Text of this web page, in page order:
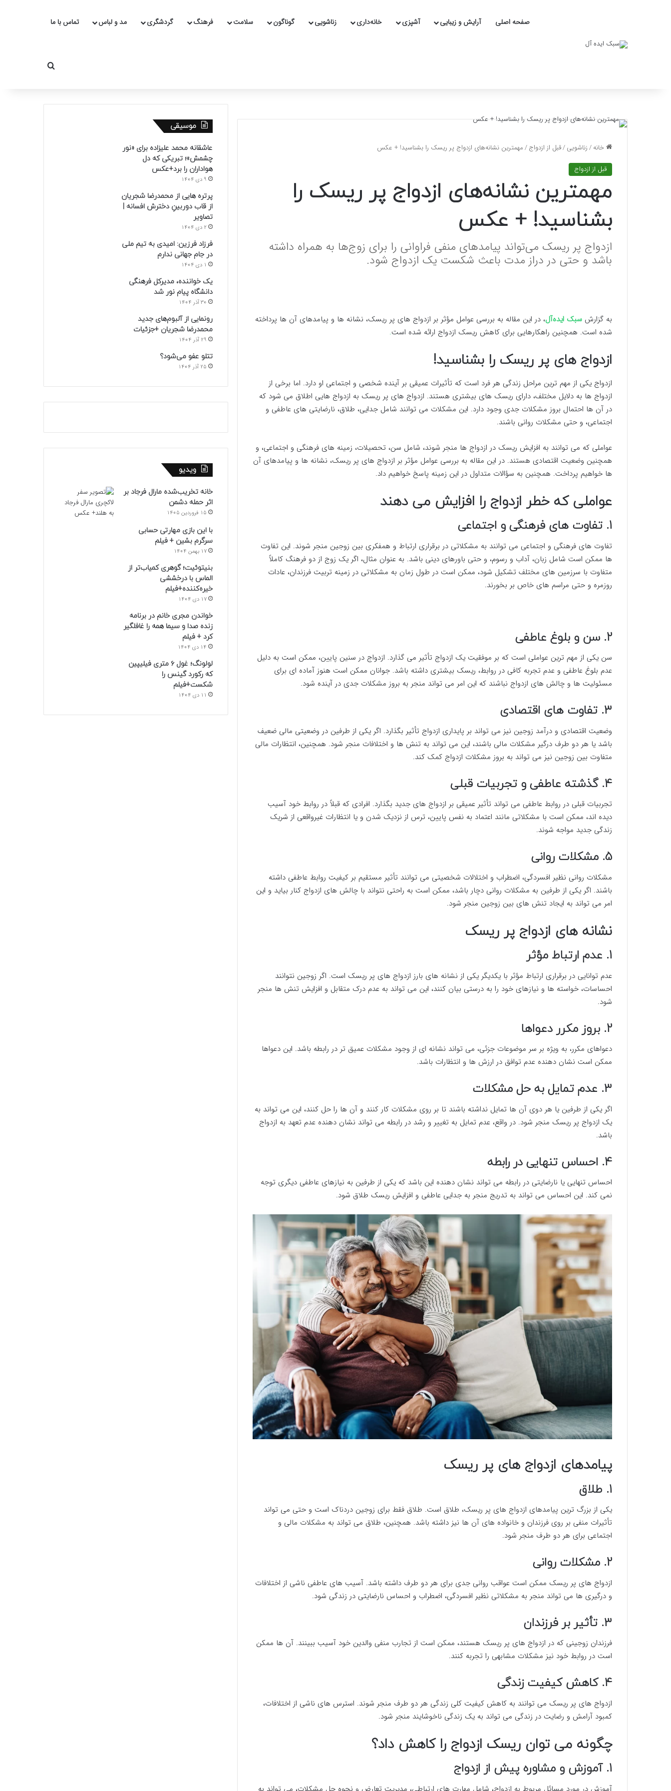
صفحه اصلی آرایش و زیبایی آشپزی خانه‌داری زناشویی گوناگون سلامت فرهنگ گردشگری مد و لباس تماس با ما
جستجو برای
خانه/زناشویی/قبل از ازدواج/مهمترین نشانه‌های ازدواج پر ریسک را بشناسید! + عکس
قبل از ازدواج
مهمترین نشانه‌های ازدواج پر ریسک را
بشناسید! + عکس
ازدواج پر ریسک می‌تواند پیامد‌های منفی فراوانی را برای زوج‌ها به همراه داشته
باشد و حتی در دراز مدت باعث شکست یک ازدواج شود.
به گزارش سبک ایده‌آل، در این مقاله به بررسی عوامل مؤثر بر ازدواج های پر ریسک، نشانه ها و پیامدهای آن ها پرداخته
شده است. همچنین راهکارهایی برای کاهش ریسک ازدواج ارائه شده است.
ازدواج های پر ریسک را بشناسید!
ازدواج یکی از مهم ترین مراحل زندگی هر فرد است که تأثیرات عمیقی بر آینده شخصی و اجتماعی او دارد. اما برخی از
ازدواج ها به دلایل مختلف، دارای ریسک های بیشتری هستند. ازدواج های پر ریسک به ازدواج هایی اطلاق می شود که
در آن ها احتمال بروز مشکلات جدی وجود دارد. این مشکلات می توانند شامل جدایی، طلاق، نارضایتی های عاطفی و
اجتماعی، و حتی مشکلات روانی باشند.
عواملی که می توانند به افزایش ریسک در ازدواج ها منجر شوند، شامل سن، تحصیلات، زمینه های فرهنگی و اجتماعی، و
همچنین وضعیت اقتصادی هستند. در این مقاله به بررسی عوامل مؤثر بر ازدواج های پر ریسک، نشانه ها و پیامدهای آن
ها خواهیم پرداخت. همچنین به سؤالات متداول در این زمینه پاسخ خواهیم داد.
عواملی که خطر ازدواج را افزایش می دهند
1. تفاوت های فرهنگی و اجتماعی
تفاوت های فرهنگی و اجتماعی می توانند به مشکلاتی در برقراری ارتباط و همفکری بین زوجین منجر شوند. این تفاوت
ها ممکن است شامل زبان، آداب و رسوم، و حتی باورهای دینی باشد. به عنوان مثال، اگر یک زوج از دو فرهنگ کاملاً
متفاوت با سرزمین های مختلف تشکیل شود، ممکن است در طول زمان به مشکلاتی در زمینه تربیت فرزندان، عادات
روزمره و حتی مراسم های خاص بر بخورند.
2. سن و بلوغ عاطفی
سن یکی از مهم ترین عواملی است که بر موفقیت یک ازدواج تأثیر می گذارد. ازدواج در سنین پایین، ممکن است به دلیل
عدم بلوغ عاطفی و عدم تجربه کافی در روابط، ریسک بیشتری داشته باشد. جوانان ممکن است هنوز آماده ای برای
مسئولیت ها و چالش های ازدواج نباشند که این امر می تواند منجر به بروز مشکلات جدی در آینده شود.
3. تفاوت های اقتصادی
وضعیت اقتصادی و درآمد زوجین نیز می تواند بر پایداری ازدواج تأثیر بگذارد. اگر یکی از طرفین در وضعیتی مالی ضعیف
باشد یا هر دو طرف درگیر مشکلات مالی باشند، این می تواند به تنش ها و اختلافات منجر شود. همچنین، انتظارات مالی
متفاوت بین زوجین نیز می تواند به بروز مشکلات ازدواج کمک کند.
4. گذشته عاطفی و تجربیات قبلی
تجربیات قبلی در روابط عاطفی می تواند تأثیر عمیقی بر ازدواج های جدید بگذارد. افرادی که قبلاً در روابط خود آسیب
دیده اند، ممکن است با مشکلاتی مانند اعتماد به نفس پایین، ترس از نزدیک شدن و یا انتظارات غیرواقعی از شریک
زندگی جدید مواجه شوند.
5. مشکلات روانی
مشکلات روانی نظیر افسردگی، اضطراب و اختلالات شخصیتی می توانند تأثیر مستقیم بر کیفیت روابط عاطفی داشته
باشند. اگر یکی از طرفین به مشکلات روانی دچار باشد، ممکن است به راحتی نتواند با چالش های ازدواج کنار بیاید و این
امر می تواند به ایجاد تنش های بین زوجین منجر شود.
نشانه های ازدواج پر ریسک
1. عدم ارتباط مؤثر
عدم توانایی در برقراری ارتباط مؤثر با یکدیگر یکی از نشانه های بارز ازدواج های پر ریسک است. اگر زوجین نتوانند
احساسات، خواسته ها و نیازهای خود را به درستی بیان کنند، این می تواند به عدم درک متقابل و افزایش تنش ها منجر
شود.
2. بروز مکرر دعواها
دعواهای مکرر، به ویژه بر سر موضوعات جزئی، می تواند نشانه ای از وجود مشکلات عمیق تر در رابطه باشد. این دعواها
ممکن است نشان دهنده عدم توافق در ارزش ها و انتظارات باشد.
3. عدم تمایل به حل مشکلات
اگر یکی از طرفین یا هر دوی آن ها تمایل نداشته باشند تا بر روی مشکلات کار کنند و آن ها را حل کنند، این می تواند به
یک ازدواج پر ریسک منجر شود. در واقع، عدم تمایل به تغییر و رشد در رابطه می تواند نشان دهنده عدم تعهد به ازدواج
باشد.
4. احساس تنهایی در رابطه
احساس تنهایی یا نارضایتی در رابطه می تواند نشان دهنده این باشد که یکی از طرفین به نیازهای عاطفی دیگری توجه
نمی کند. این احساس می تواند به تدریج منجر به جدایی عاطفی و افزایش ریسک طلاق شود.
پیامدهای ازدواج های پر ریسک
1. طلاق
یکی از بزرگ ترین پیامدهای ازدواج های پر ریسک، طلاق است. طلاق فقط برای زوجین دردناک است و حتی می تواند
تأثیرات منفی بر روی فرزندان و خانواده های آن ها نیز داشته باشد. همچنین، طلاق می تواند به مشکلات مالی و
اجتماعی برای هر دو طرف منجر شود.
2. مشکلات روانی
ازدواج های پر ریسک ممکن است عواقب روانی جدی برای هر دو طرف داشته باشد. آسیب های عاطفی ناشی از اختلافات
و درگیری ها می تواند منجر به مشکلاتی نظیر افسردگی، اضطراب و احساس نارضایتی در زندگی شود.
3. تأثیر بر فرزندان
فرزندان زوجینی که در ازدواج های پر ریسک هستند، ممکن است از تجارب منفی والدین خود آسیب ببینند. آن ها ممکن
است در روابط خود نیز مشکلات مشابهی را تجربه کنند.
4. کاهش کیفیت زندگی
ازدواج های پر ریسک می توانند به کاهش کیفیت کلی زندگی هر دو طرف منجر شوند. استرس های ناشی از اختلافات،
کمبود آرامش و رضایت در زندگی می تواند به یک زندگی ناخوشایند منجر شود.
چگونه می توان ریسک ازدواج را کاهش داد؟
1. آموزش و مشاوره پیش از ازدواج
موسیقی
عاشقانه محمد علیزاده برای «نور
چشمش»؛ تبریکی که دل
هواداران را برد+عکس
9 دی 1404
پرتره هایی از محمدرضا شجریان
از قاب دوربینِ دخترش افسانه |
تصاویر
2 دی 1404
فرزاد فرزین: امیدی به تیم ملی
در جام جهانی ندارم
1 دی 1404
یک خواننده، مدیرکل فرهنگی
دانشگاه پیام نور شد
30 آذر 1404
رونمایی از آلبوم‌های جدید
محمدرضا شجریان +جزئیات
29 آذر 1404
تتلو عفو می‌شود؟
25 آذر 1404
ویدیو
خانه تخریب‌شده مارال فرجاد بر
اثر حمله دشمن
15 فروردین 1405
با این بازی مهارتی حسابی
سرگرم بشین + فیلم
17 بهمن 1404
بنیتوئیت؛ گوهری کمیاب‌تر از
الماس با درخششی
خیره‌کننده+فیلم
17 دی 1404
خواندن مجری خانم در برنامه
زنده صدا و سیما همه را غافلگیر
کرد + فیلم
14 دی 1404
لولونگ؛ غول ۶ متری فیلیپین
که رکورد گینس را
شکست+فیلم
11 دی 1404